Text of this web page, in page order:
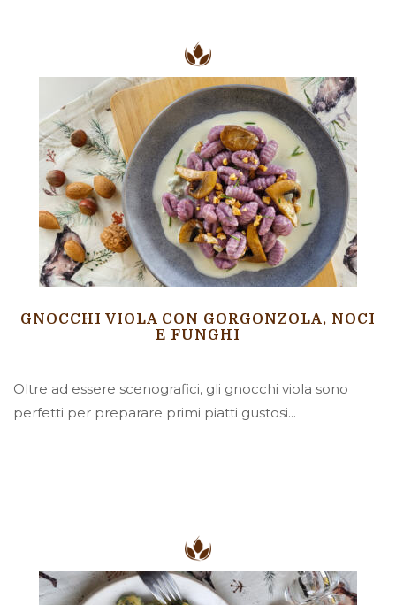
GNOCCHI VIOLA CON GORGONZOLA, NOCI
E FUNGHI
Oltre ad essere scenografici, gli gnocchi viola sono
perfetti per preparare primi piatti gustosi...